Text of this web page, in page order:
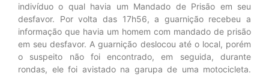
indivíduo o qual havia um Mandado de Prisão em seu
desfavor. Por volta das 17h56, a guarnição recebeu a
informação que havia um homem com mandado de prisão
em seu desfavor. A guarnição deslocou até o local, porém
o suspeito não foi encontrado, em seguida, durante
rondas, ele foi avistado na garupa de uma motocicleta.